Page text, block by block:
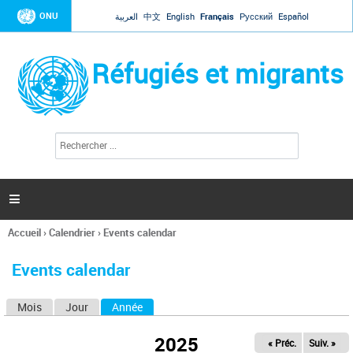
Jump to navigation
ONU العربية 中文 English Français Русский Español
Réfugiés et migrants
l
c
h
e

Vous
ici
Accueil›Calendrier› Events calendar
Events calendar
Mois Jour Année
2025 « Préc. Suiv. »